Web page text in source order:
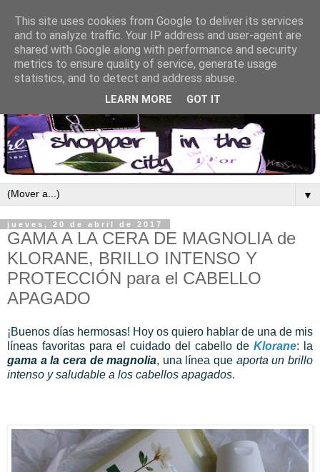
▼
jueves, 20 de abril de 2017
GAMA A LA CERA DE MAGNOLIA de
KLORANE, BRILLO INTENSO Y
PROTECCIÓN para el CABELLO
APAGADO
¡Buenos días hermosas! Hoy os quiero hablar de una de mis
líneas favoritas para el cuidado del cabello de Klorane: la
gama a la cera de magnolia, una línea que aporta un brillo
intenso y saludable a los cabellos apagados.
This site uses cookies from Google to deliver its services
and to analyze traffic. Your IP address and user-agent are
shared with Google along with performance and security
metrics to ensure quality of service, generate usage
statistics, and to detect and address abuse.
LEARN MORE GOT IT